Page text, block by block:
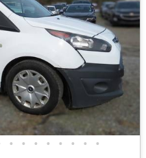
• • • • • • • •